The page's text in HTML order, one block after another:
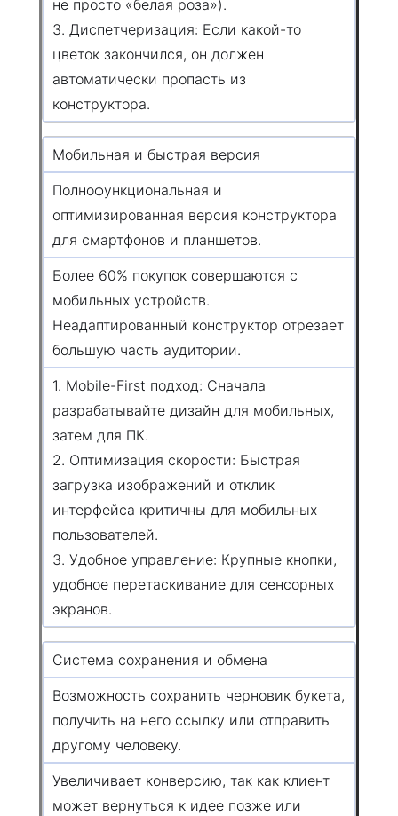
не просто «белая роза»).
3. Диспетчеризация: Если какой-то
цветок закончился, он должен
автоматически пропасть из
конструктора.
Мобильная и быстрая версия
Полнофункциональная и
оптимизированная версия конструктора
для смартфонов и планшетов.
Более 60% покупок совершаются с
мобильных устройств.
Неадаптированный конструктор отрезает
большую часть аудитории.
1. Mobile-First подход: Сначала
разрабатывайте дизайн для мобильных,
затем для ПК.
2. Оптимизация скорости: Быстрая
загрузка изображений и отклик
интерфейса критичны для мобильных
пользователей.
3. Удобное управление: Крупные кнопки,
удобное перетаскивание для сенсорных
экранов.
Система сохранения и обмена
Возможность сохранить черновик букета,
получить на него ссылку или отправить
другому человеку.
Увеличивает конверсию, так как клиент
может вернуться к идее позже или